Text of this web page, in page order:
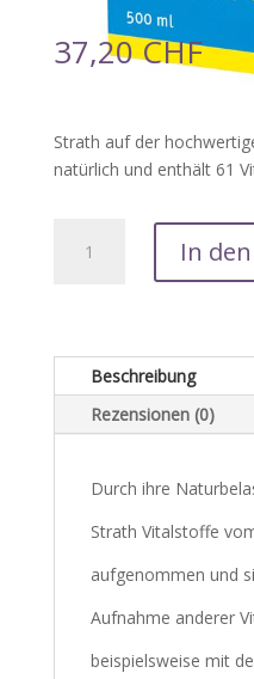
37,20CHF
Strath auf der
natürlich und enthält 61
Original
Menge
In
Beschreibung
Rezensionen (0)
Durch ihre
Strath Vitalstoffe
aufgenommen und
Aufnahme anderer
beispielsweise mit